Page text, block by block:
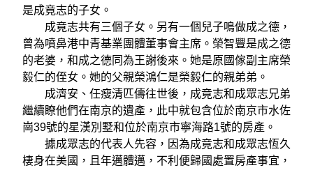
是成竟志的子女。
成竟志共有三個子女。另有一個兒子鳴做成之德，
曾為噴鼻港中青基業團體董事會主席。榮智豐是成之德
的老婆，和成之德同為王謝後來。她是原國傢副主席榮
毅仁的侄女。她的父親榮鴻仁是榮毅仁的親弟弟。
成濟安、任瘦清匹儔往世後，成竟志和成眾志兄弟
繼續瞭他們在南京的遺產，此中就包含位於南京市水佐
崗39號的星漢別墅和位於南京市寧海路1號的房產。
據成眾志的代表人先容，因為成竟志和成眾志恆久
棲身在美國，且年邁體邁，不利便歸國處置房產事宜，